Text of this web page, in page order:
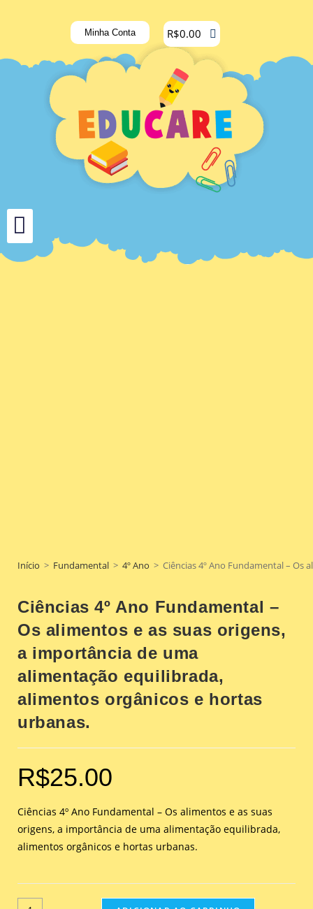
Minha Conta R$0.00
Início > Fundamental > 4º Ano > Ciências 4º Ano Fundamental –
Ciências 4º Ano Fundamental –
Os alimentos e as suas origens,
a importância de uma
alimentação equilibrada,
alimentos orgânicos e hortas
urbanas.
R$25.00
Ciências 4º Ano Fundamental – Os alimentos e as suas
origens, a importância de uma alimentação equilibrada,
alimentos orgânicos e hortas urbanas.